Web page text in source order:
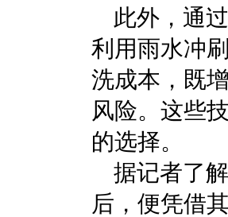
此外，通
利用雨水冲
洗成本，既
风险。这些
的选择。
据记者了
后，便凭借